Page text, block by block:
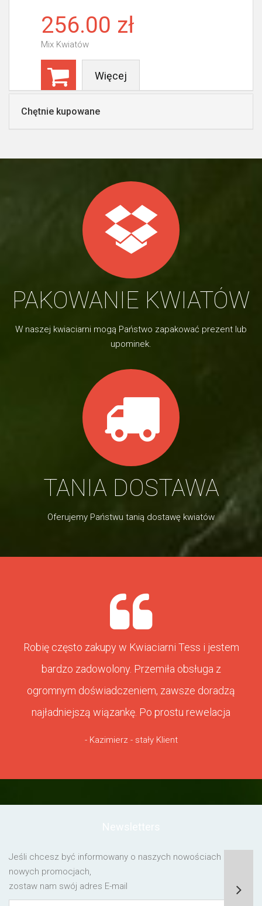
256.00 zł
Mix Kwiatów
Więcej
Chętnie kupowane
PAKOWANIE KWIATÓW
W naszej kwiaciarni mogą Państwo zapakować prezent lub
upominek.
TANIA DOSTAWA
Oferujemy Państwu tanią dostawę kwiatów
Robię często zakupy w Kwiaciarni Tess i jestem
bardzo zadowolony. Przemiła obsługa z
ogromnym doświadczeniem, zawsze doradzą
najładniejszą wiązankę. Po prostu rewelacja
- Kazimierz - stały Klient
Jeśli chcesz być informowany o naszych nowościach lub o
nowych promocjach,
zostaw nam swój adres E-mail